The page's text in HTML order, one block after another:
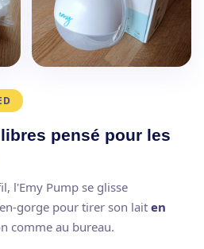
pensé pour les
l'Emy Pump se glisse
gorge pour tirer son lait en
comme au bureau.